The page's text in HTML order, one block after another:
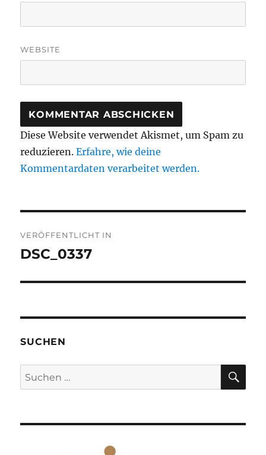
WEBSITE
Diese Website verwendet Akismet, um Spam zu
reduzieren.Erfahre, wie deine
Kommentardaten verarbeitet werden.
VERÖFFENTLICHT IN
DSC_0337
SUCHEN
Suchen
nach: